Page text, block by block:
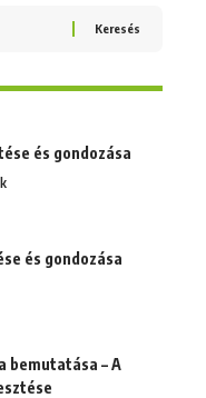
és gondozása
és gondozása
bemutatása – A